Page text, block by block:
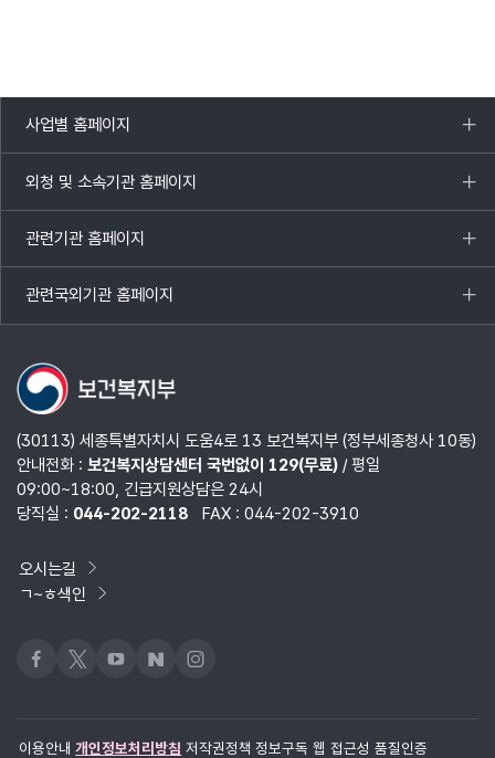
사업별 홈페이지
목록
열기
외청 및 소속기관 홈페이지
목록
열기
관련기관 홈페이지
목록
열기
관련국외기관 홈페이지
목록
열기
(30113) 세종특별자치시 도움4로 13 보건복지부 (정부세종청사 10동)
안내전화 : 보건복지상담센터 국번없이 129(무료)/ 평일
09:00~18:00, 긴급지원상담은 24시
당직실 : 044-202-2118 FAX : 044-202-3910
오시는길
ㄱ~ㅎ색인
페이스북
x 유튜브네이버블로그
인스타그램
이용안내 개인정보처리방침 저작권정책 정보구독 웹 접근성 품질인증